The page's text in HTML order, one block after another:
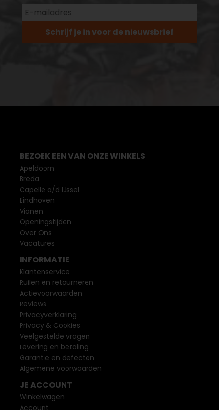
Schrijf je in voor de nieuwsbrief
BEZOEK EEN VAN ONZE WINKELS
Apeldoorn
Breda
Capelle a/d IJssel
Eindhoven
Vianen
Openingstijden
Over Ons
Vacatures
INFORMATIE
Klantenservice
Ruilen en retourneren
Actievoorwaarden
Reviews
Privacyverklaring
Privacy & Cookies
Veelgestelde vragen
Levering en betaling
Garantie en defecten
Algemene voorwaarden
JE ACCOUNT
Winkelwagen
Account